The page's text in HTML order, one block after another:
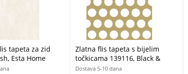
Srca
Svemir
Teenager
tapeta za zid
Esta Home
Zlatna flis tapeta s bijelim
točkicama 139116, Black &
White, Esta
Dostava 5-10 dana